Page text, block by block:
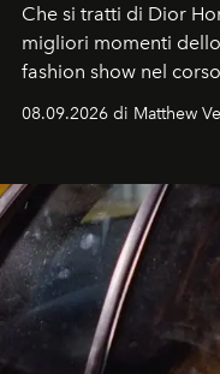
Che si tratti di Dior
migliori momenti
fashion show nel
08.09.2026 di Matthew